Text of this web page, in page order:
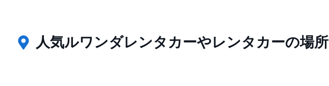
人気ルワンダレンタカーやレンタカーの場所